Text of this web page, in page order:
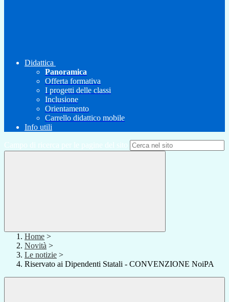
Didattica
Panoramica
Offerta formativa
I progetti delle classi
Inclusione
Orientamento
Carrello didattico mobile
Info utili
Campo di ricerca per le pagine del sito
Home >
Novità >
Le notizie >
Riservato ai Dipendenti Statali - CONVENZIONE NoiPA